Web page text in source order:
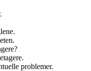
problemer.